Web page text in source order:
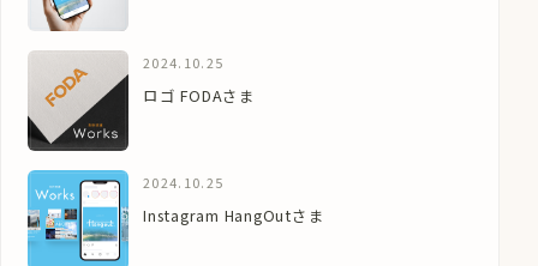
2024.10.25
ロゴ FODAさま
2024.10.25
Instagram HangOutさま